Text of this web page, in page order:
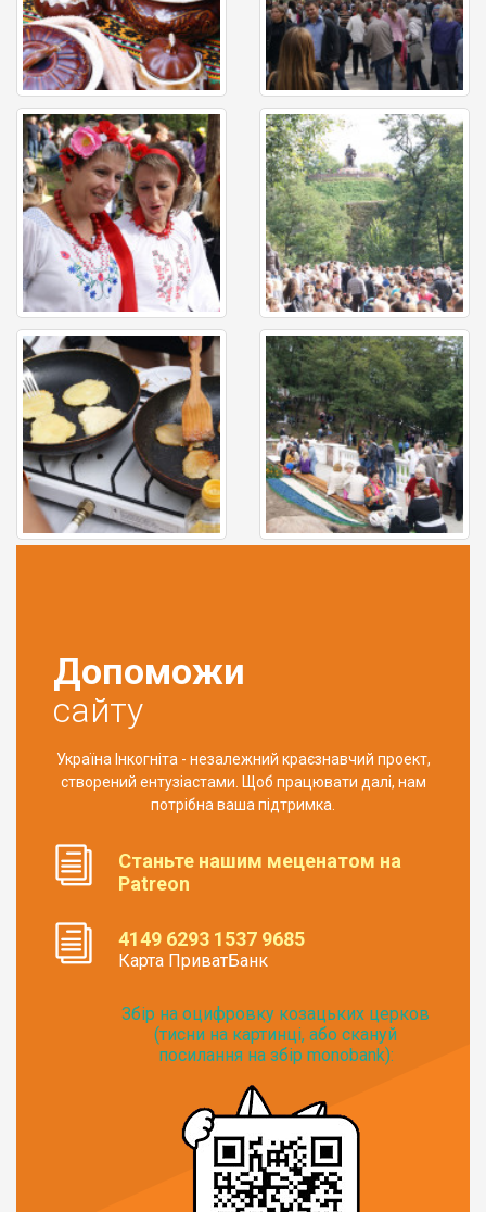
Допоможи
сайту
Україна Інкогніта - незалежний краєзнавчий проект,
створений ентузіастами. Щоб працювати далі, нам
потрібна ваша підтримка.
Станьте нашим меценатом на
Patreon
4149 6293 1537 9685
Карта ПриватБанк
Збір на оцифровку козацьких церков
(тисни на картинці, або скануй
посилання на збір monobank):